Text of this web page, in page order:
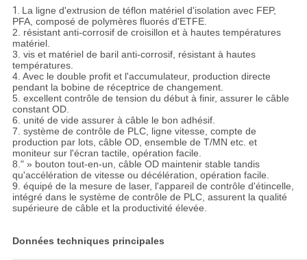
1. La ligne d'extrusion de téflon matériel d'isolation avec FEP,
PFA, composé de polymères fluorés d'ETFE.
2. résistant anti-corrosif de croisillon et à hautes températures
matériel.
3. vis et matériel de baril anti-corrosif, résistant à hautes
températures.
4. Avec le double profit et l'accumulateur, production directe
pendant la bobine de réceptrice de changement.
5. excellent contrôle de tension du début à finir, assurer le câble
constant OD.
6. unité de vide assurer à câble le bon adhésif.
7. système de contrôle de PLC, ligne vitesse, compte de
production par lots, câble OD, ensemble de T/MN etc. et
moniteur sur l'écran tactile, opération facile.
8." » bouton tout-en-un, câble OD maintenir stable tandis
qu'accélération de vitesse ou décélération, opération facile.
9. équipé de la mesure de laser, l'appareil de contrôle d'étincelle,
intégré dans le système de contrôle de PLC, assurent la qualité
supérieure de câble et la productivité élevée.
Données techniques principales